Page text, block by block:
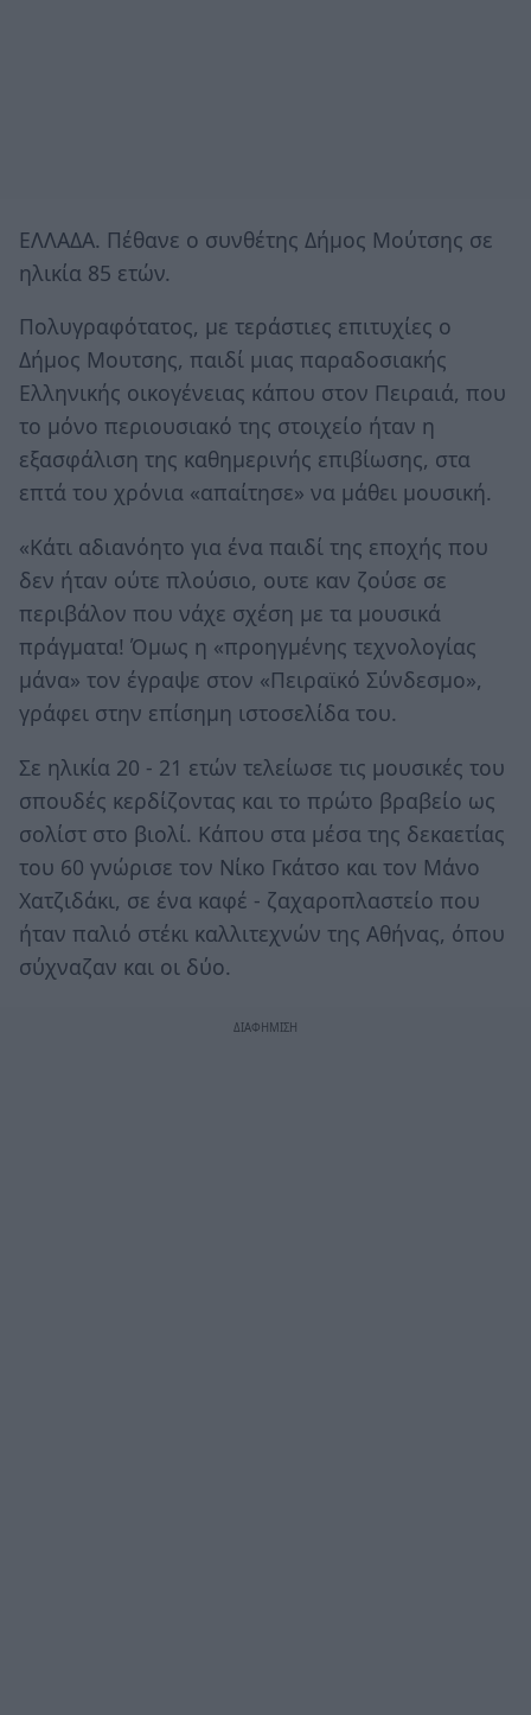
ΕΛΛΑΔΑ. Πέθανε ο συνθέτης Δήμος Μούτσης σε
ηλικία 85 ετών.
Πολυγραφότατος, με τεράστιες επιτυχίες ο
Δήμος Μουτσης, παιδί μιας παραδοσιακής
Ελληνικής οικογένειας κάπου στον Πειραιά, που
το μόνο περιουσιακό της στοιχείο ήταν η
εξασφάλιση της καθημερινής επιβίωσης, στα
επτά του χρόνια «απαίτησε» να μάθει μουσική.
«Κάτι αδιανόητο για ένα παιδί της εποχής που
δεν ήταν ούτε πλούσιο, ουτε καν ζούσε σε
περιβάλον που νάχε σχέση με τα μουσικά
πράγματα! Όμως η «προηγμένης τεχνολογίας
μάνα» τον έγραψε στον «Πειραϊκό Σύνδεσμο»,
γράφει στην επίσημη ιστοσελίδα του.
Σε ηλικία 20 - 21 ετών τελείωσε τις μουσικές του
σπουδές κερδίζοντας και το πρώτο βραβείο ως
σολίστ στο βιολί. Κάπου στα μέσα της δεκαετίας
του 60 γνώρισε τον Νίκο Γκάτσο και τον Μάνο
Χατζιδάκι, σε ένα καφέ - ζαχαροπλαστείο που
ήταν παλιό στέκι καλλιτεχνών της Αθήνας, όπου
σύχναζαν και οι δύο.